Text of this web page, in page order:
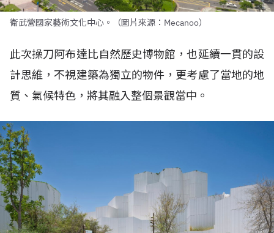
衛武營國家藝術文化中心。（圖片來源：Mecanoo）
此次操刀阿布達比自然歷史博物館，也延續一貫的設
計思維，不視建築為獨立的物件，更考慮了當地的地
質、氣候特色，將其融入整個景觀當中。